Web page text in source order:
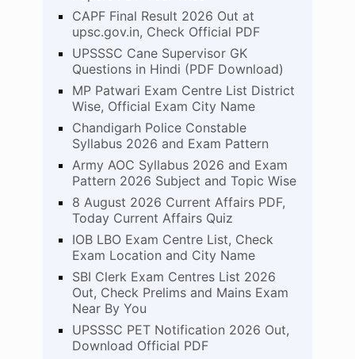
CAPF Final Result 2026 Out at
upsc.gov.in, Check Official PDF
UPSSSC Cane Supervisor GK
Questions in Hindi (PDF Download)
MP Patwari Exam Centre List District
Wise, Official Exam City Name
Chandigarh Police Constable
Syllabus 2026 and Exam Pattern
Army AOC Syllabus 2026 and Exam
Pattern 2026 Subject and Topic Wise
8 August 2026 Current Affairs PDF,
Today Current Affairs Quiz
IOB LBO Exam Centre List, Check
Exam Location and City Name
SBI Clerk Exam Centres List 2026
Out, Check Prelims and Mains Exam
Near By You
UPSSSC PET Notification 2026 Out,
Download Official PDF